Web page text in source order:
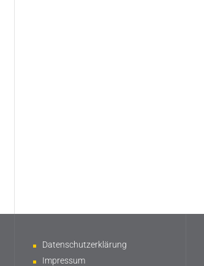
Datenschutzerklärung
Impressum